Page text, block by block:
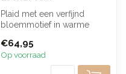
Plaid met een verfijnd
bloemmotief in warme
combinatie van dec...
€64,95
Op voorraad